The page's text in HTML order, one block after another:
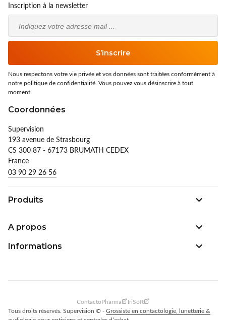
Inscription à la newsletter
Email
S’inscrire
Nous respectons votre vie privée et vos données sont traitées conformément à
notre politique de confidentialité. Vous pouvez vous désinscrire à tout
moment.
Coordonnées
Supervision
193 avenue de Strasbourg
CS 300 87 - 67173 BRUMATH CEDEX
France
03 90 29 26 56
Produits
A propos
Informations
ContactoPharma
IriSoft
Tous droits réservés. Supervision © -Grossiste en contactologie, lunetterie &